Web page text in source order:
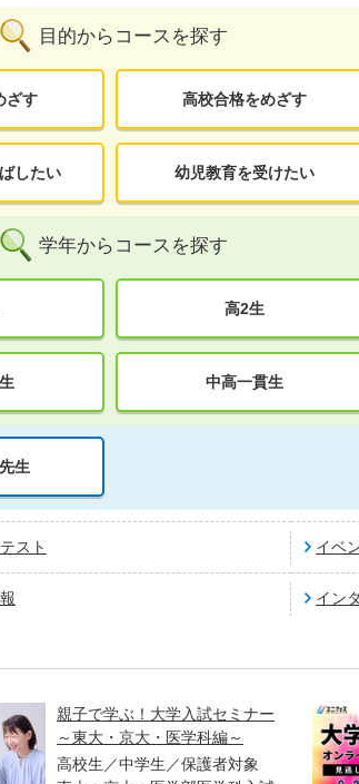
目的からコースを探す
ざす 高校合格をめざす
したい 幼児教育を受けたい
学年からコースを探す
高2生
中高一貫生
生
スト イベ
イン
親子で学ぶ！大学入試セミナー
～東大・京大・医学科編～
高校生／中学生／保護者対象